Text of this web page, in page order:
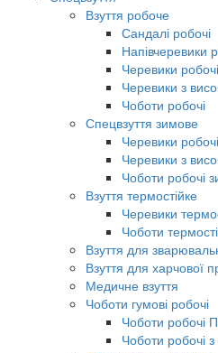
Взуття робоче
Сандалі робочі
Напівчеревики
Черевики робочі
Черевики з
Чоботи робочі
Спецвзуття зимове
Черевики
Черевики з
Чоботи робочі
Взуття термостійке
Черевики
Чоботи
Взуття для
Взуття для харчової
Медичне взуття
Чоботи гумові робочі
Чоботи робочі
Чоботи робочі